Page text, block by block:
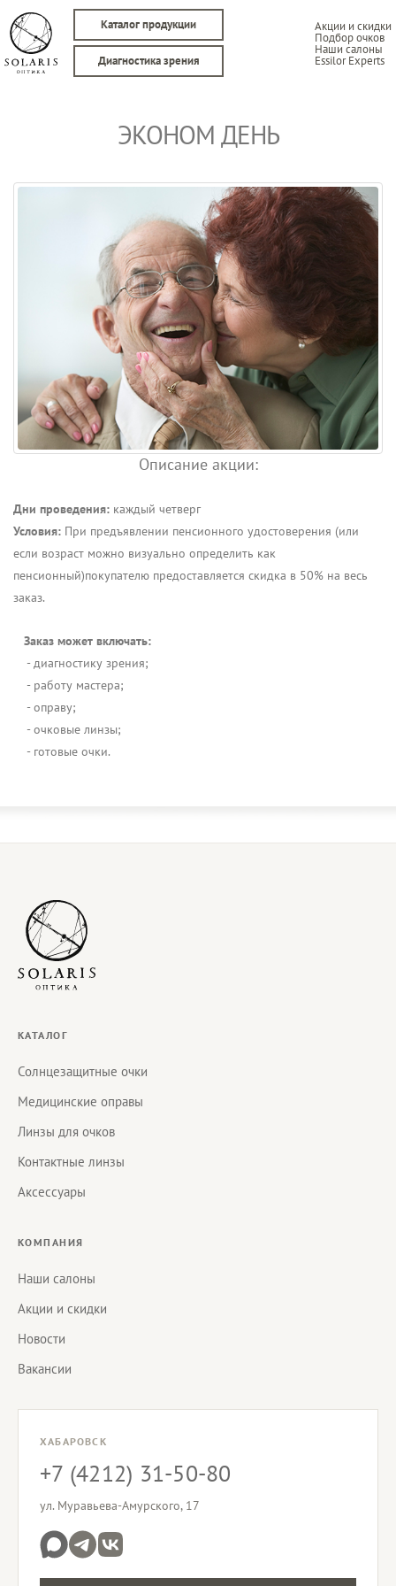
Каталог продукции Акции и скидки
Подбор очков
Наши салоны
Essilor Experts
Диагностика зрения
ЭКОНОМ ДЕНЬ
Описание акции:
Дни проведения: каждый четверг
Условия: При предъявлении пенсионного удостоверения (или
если возраст можно визуально определить как
пенсионный)покупателю предоставляется скидка в 50% на весь
заказ.
Заказ может включать:
- диагностику зрения;
- работу мастера;
- оправу;
- очковые линзы;
- готовые очки.
КАТАЛОГ
Солнцезащитные очки
Медицинские оправы
Линзы для очков
Контактные линзы
Аксессуары
КОМПАНИЯ
Наши салоны
Акции и скидки
Новости
Вакансии
ХАБАРОВСК
+7 (4212) 31-50-80
ул. Муравьева-Амурского, 17